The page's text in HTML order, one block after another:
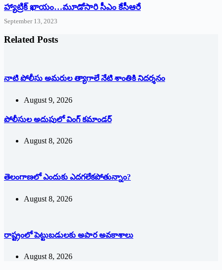
హ్యాట్రిక్‌ ‌ఖాయం…మూడోసారి సీఎం కేసీఆరే
September 13, 2023
Related Posts
నాటి పోలీసు అమరుల త్యాగాలే నేటి శాంతికి నిదర్శనం
August 9, 2026
పోలీసుల అదుపులో వింగ్‌ ‌కమాండర్‌
August 8, 2026
తెలంగాణలో ఎందుకు ఎదగలేకపోతున్నాం?
August 8, 2026
రాష్ట్రంలో పెట్టుబడులకు అపార అవకాశాలు
August 8, 2026